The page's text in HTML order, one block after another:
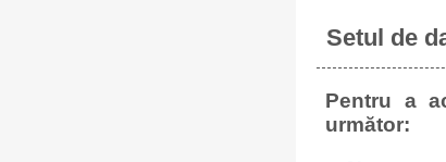
Setul de
Pentru a
următor: